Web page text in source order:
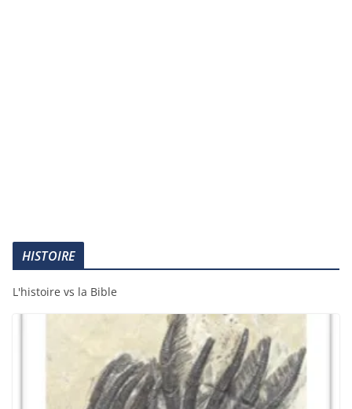
HISTOIRE
L'histoire vs la Bible